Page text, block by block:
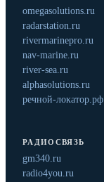
omegasolutions.ru
radarstation.ru
rivermarinepro.ru
nav-marine.ru
river-sea.ru
alphasolutions.ru
речной-локатор.рф
РАДИОСВЯЗЬ
gm340.ru
radio4you.ru